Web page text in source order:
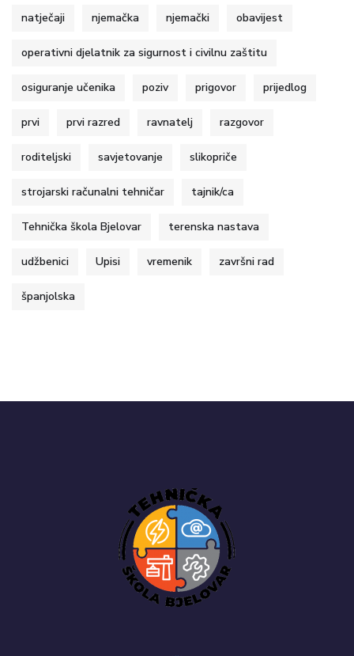
natječaji njemačka njemački obavijest
operativni djelatnik za sigurnost i civilnu zaštitu
osiguranje učenika poziv prigovor prijedlog
prvi prvi razred ravnatelj razgovor
roditeljski savjetovanje slikopriče
strojarski računalni tehničar tajnik/ca
Tehnička škola Bjelovar terenska nastava
udžbenici Upisi vremenik završni rad
španjolska